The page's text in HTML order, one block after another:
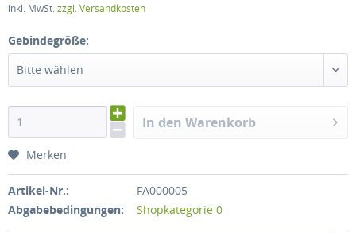
inkl. MwSt.zzgl. Versandkosten
Gebindegröße:
Bitte wählen
In den Warenkorb
Merken
Artikel-Nr.:
FA000005
Abgabebedingungen:
Shopkategorie 0